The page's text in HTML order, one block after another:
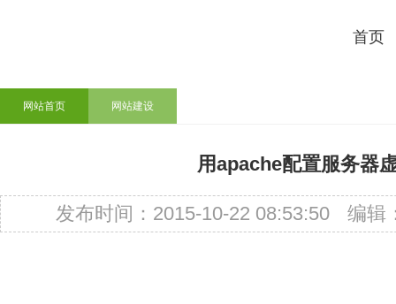
首页
网站首页 网站建设
用apache配置服务器
发布时间：2015-10-22 08:53:50 编辑